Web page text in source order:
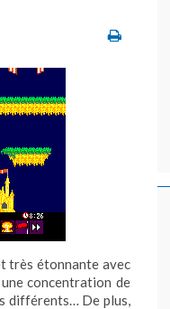
très étonnante avec
concentration de
différents… De plus,